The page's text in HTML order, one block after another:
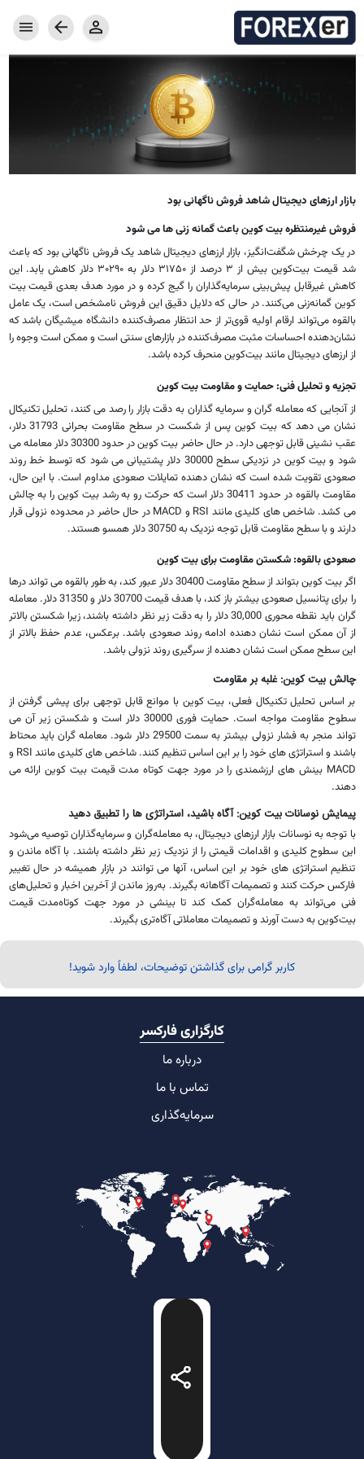
بازار ارزهای دیجیتال شاهد فروش ناگهانی بود
فروش غیرمنتظره بیت کوین باعث گمانه زنی ها می شود
در یک چرخش شگفت‌انگیز، بازار ارزهای دیجیتال شاهد یک فروش ناگهانی بود که باعث
شد قیمت بیت‌کوین بیش از ۳ درصد از ۳۱۷۵۰ دلار به ۳۰۲۹۰ دلار کاهش یابد. این
کاهش غیرقابل پیش‌بینی سرمایه‌گذاران را گیج کرده و در مورد هدف بعدی قیمت بیت
کوین گمانه‌زنی می‌کنند. در حالی که دلایل دقیق این فروش نامشخص است، یک عامل
بالقوه می‌تواند ارقام اولیه قوی‌تر از حد انتظار مصرف‌کننده دانشگاه میشیگان باشد که
نشان‌دهنده احساسات مثبت مصرف‌کننده در بازارهای سنتی است و ممکن است وجوه را
از ارزهای دیجیتال مانند بیت‌کوین منحرف کرده باشد.
تجزیه و تحلیل فنی: حمایت و مقاومت بیت کوین
از آنجایی که معامله گران و سرمایه گذاران به دقت بازار را رصد می کنند، تحلیل تکنیکال
نشان می دهد که بیت کوین پس از شکست در سطح مقاومت بحرانی 31793 دلار،
عقب نشینی قابل توجهی دارد. در حال حاضر بیت کوین در حدود 30300 دلار معامله می
شود و بیت کوین در نزدیکی سطح 30000 دلار پشتیبانی می شود که توسط خط روند
صعودی تقویت شده است که نشان دهنده تمایلات صعودی مداوم است. با این حال،
مقاومت بالقوه در حدود 30411 دلار است که حرکت رو به رشد بیت کوین را به چالش
می کشد. شاخص های کلیدی مانند RSI و MACD در حال حاضر در محدوده نزولی قرار
دارند و با سطح مقاومت قابل توجه نزدیک به 30750 دلار همسو هستند.
صعودی بالقوه: شکستن مقاومت برای بیت کوین
اگر بیت کوین بتواند از سطح مقاومت 30400 دلار عبور کند، به طور بالقوه می تواند درها
را برای پتانسیل صعودی بیشتر باز کند، با هدف قیمت 30700 دلار و 31350 دلار. معامله
گران باید نقطه محوری 30,000 دلار را به دقت زیر نظر داشته باشند، زیرا شکستن بالاتر
از آن ممکن است نشان دهنده ادامه روند صعودی باشد. برعکس، عدم حفظ بالاتر از
این سطح ممکن است نشان دهنده از سرگیری روند نزولی باشد.
چالش بیت کوین: غلبه بر مقاومت
بر اساس تحلیل تکنیکال فعلی، بیت کوین با موانع قابل توجهی برای پیشی گرفتن از
سطوح مقاومت مواجه است. حمایت فوری 30000 دلار است و شکستن زیر آن می
تواند منجر به فشار نزولی بیشتر به سمت 29500 دلار شود. معامله گران باید محتاط
باشند و استراتژی های خود را بر این اساس تنظیم کنند. شاخص های کلیدی مانند RSI و
MACD بینش های ارزشمندی را در مورد جهت کوتاه مدت قیمت بیت کوین ارائه می
دهند.
پیمایش نوسانات بیت کوین: آگاه باشید، استراتژی ها را تطبیق دهید
با توجه به نوسانات بازار ارزهای دیجیتال، به معامله‌گران و سرمایه‌گذاران توصیه می‌شود
این سطوح کلیدی و اقدامات قیمتی را از نزدیک زیر نظر داشته باشند. با آگاه ماندن و
تنظیم استراتژی های خود بر این اساس، آنها می توانند در بازار همیشه در حال تغییر
فارکس حرکت کنند و تصمیمات آگاهانه بگیرند. به‌روز ماندن از آخرین اخبار و تحلیل‌های
فنی می‌تواند به معامله‌گران کمک کند تا بینشی در مورد جهت کوتاه‌مدت قیمت
بیت‌کوین به دست آورند و تصمیمات معاملاتی آگاه‌تری بگیرند.
کاربر گرامی برای گذاشتن توضیحات، لطفاً وارد شوید!
کارگزاری فارکسر
درباره ما
تماس با ما
سرمایه‌گذاری
بازار فارکس
محصولات فارکسر
جفت ارزها
کامودیتی
خدمات فارکس
حساب معاملاتی
حساب تمرینی دمو
پراپ امن GMpFA
معرف فارکسر
هزینه معامله
واریز و برداشت
سرمایه گذاری
نرم افزار معاملاتی
اخبار و مقاله ها
مفاهیم پایه فارکس
مقالات
تقویم اقتصادی
درباره کارگزاری فارکسر